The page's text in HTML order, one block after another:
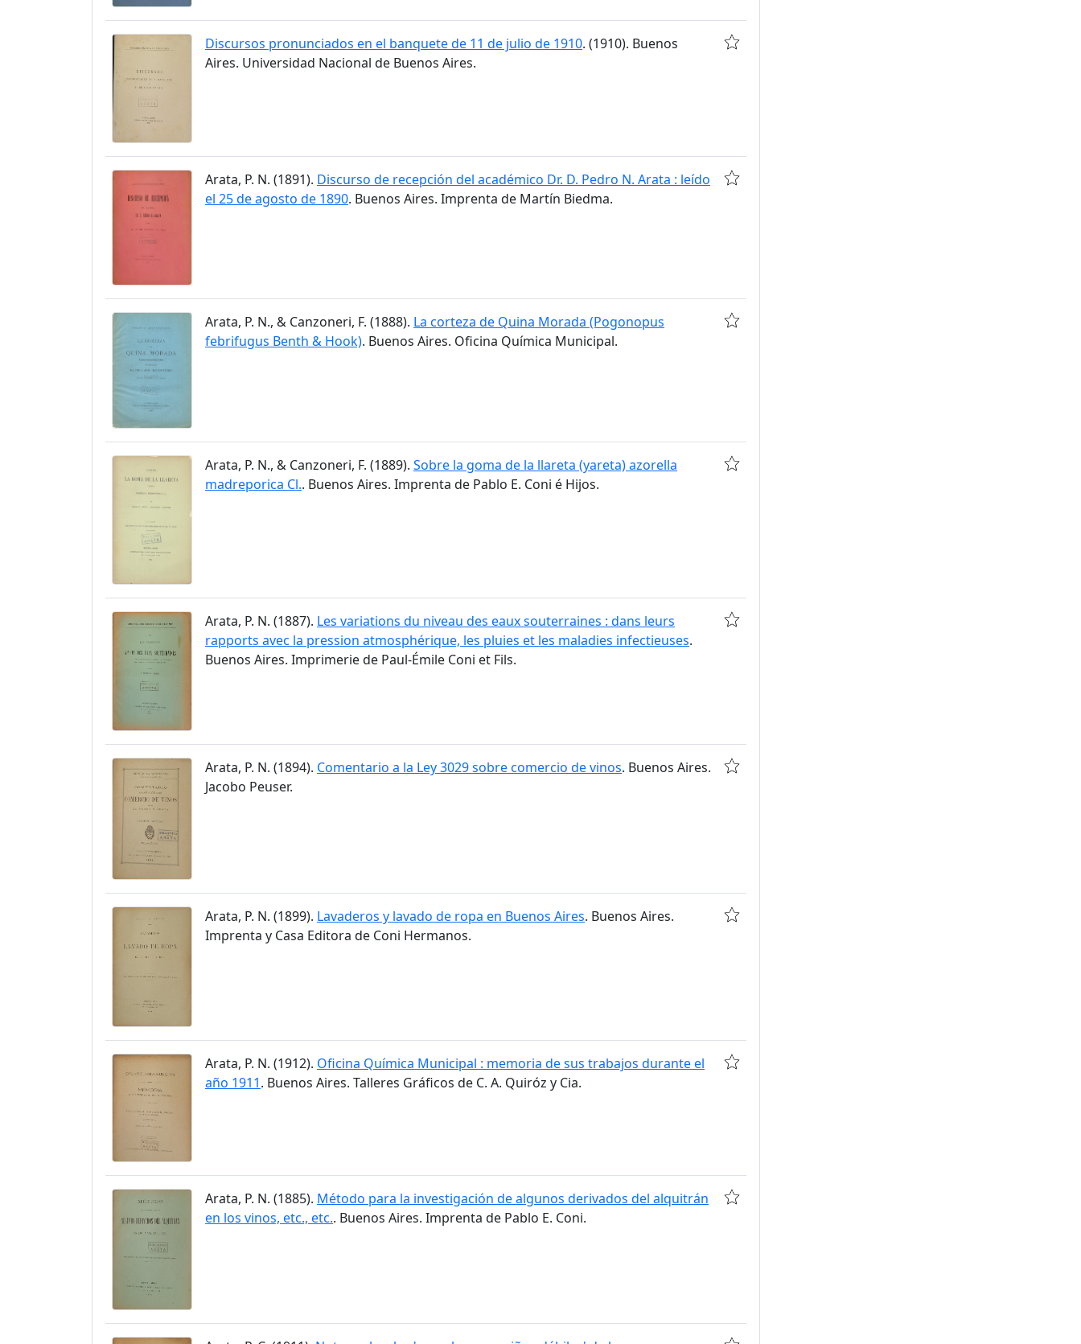
Discursos pronunciados en el banquete de 11 de julio de 1910. (1910). Buenos
Aires. Universidad Nacional de Buenos Aires.
Arata, P. N. (1891). Discurso de recepción del académico Dr. D. Pedro N. Arata : leído
el 25 de agosto de 1890. Buenos Aires. Imprenta de Martín Biedma.
Arata, P. N., & Canzoneri, F. (1888). La corteza de Quina Morada (Pogonopus
febrifugus Benth & Hook). Buenos Aires. Oficina Química Municipal.
Arata, P. N., & Canzoneri, F. (1889). Sobre la goma de la llareta (yareta) azorella
madreporica Cl.. Buenos Aires. Imprenta de Pablo E. Coni é Hijos.
Arata, P. N. (1887). Les variations du niveau des eaux souterraines : dans leurs
rapports avec la pression atmosphérique, les pluies et les maladies infectieuses.
Buenos Aires. Imprimerie de Paul-Émile Coni et Fils.
Arata, P. N. (1894). Comentario a la Ley 3029 sobre comercio de vinos. Buenos Aires.
Jacobo Peuser.
Arata, P. N. (1899). Lavaderos y lavado de ropa en Buenos Aires. Buenos Aires.
Imprenta y Casa Editora de Coni Hermanos.
Arata, P. N. (1912). Oficina Química Municipal : memoria de sus trabajos durante el
año 1911. Buenos Aires. Talleres Gráficos de C. A. Quiróz y Cia.
Arata, P. N. (1885). Método para la investigación de algunos derivados del alquitrán
en los vinos, etc., etc.. Buenos Aires. Imprenta de Pablo E. Coni.